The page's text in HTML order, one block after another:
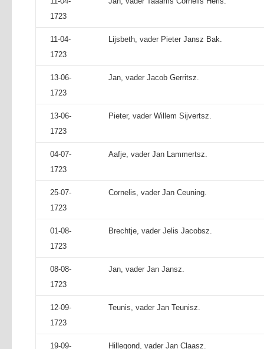
1723
11-04-
1723
Lijsbeth, vader Pieter Jansz Bak.
13-06-
1723
Jan, vader Jacob Gerritsz.
13-06-
1723
Pieter, vader Willem Sijvertsz.
04-07-
1723
Aafje, vader Jan Lammertsz.
25-07-
1723
Cornelis, vader Jan Ceuning.
01-08-
1723
Brechtje, vader Jelis Jacobsz.
08-08-
1723
Jan, vader Jan Jansz.
12-09-
1723
Teunis, vader Jan Teunisz.
19-09-
Hillegond, vader Jan Claasz.